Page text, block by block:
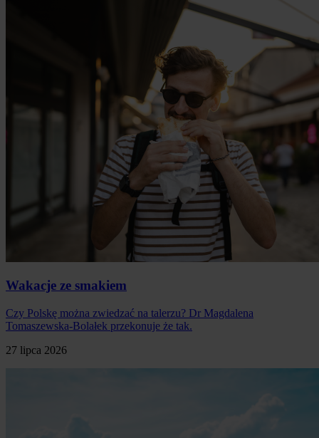
Wakacje ze smakiem
Czy Polskę można zwiedzać na talerzu? Dr Magdalena
Tomaszewska-Bolałek przekonuje że tak.
27 lipca 2026